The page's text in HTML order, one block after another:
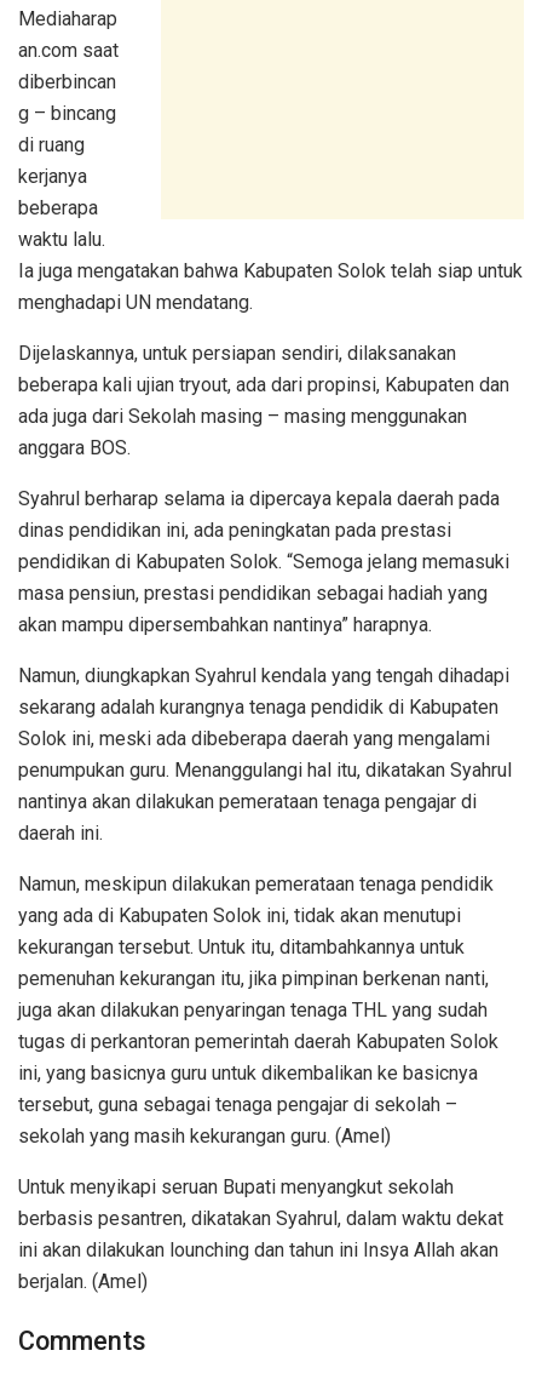
Mediaharap
an.com saat
diberbincan
g – bincang
di ruang
kerjanya
beberapa
waktu lalu.
Ia juga mengatakan bahwa Kabupaten Solok telah siap untuk
menghadapi UN mendatang.
Dijelaskannya, untuk persiapan sendiri, dilaksanakan
beberapa kali ujian tryout, ada dari propinsi, Kabupaten dan
ada juga dari Sekolah masing – masing menggunakan
anggara BOS.
Syahrul berharap selama ia dipercaya kepala daerah pada
dinas pendidikan ini, ada peningkatan pada prestasi
pendidikan di Kabupaten Solok. “Semoga jelang memasuki
masa pensiun, prestasi pendidikan sebagai hadiah yang
akan mampu dipersembahkan nantinya” harapnya.
Namun, diungkapkan Syahrul kendala yang tengah dihadapi
sekarang adalah kurangnya tenaga pendidik di Kabupaten
Solok ini, meski ada dibeberapa daerah yang mengalami
penumpukan guru. Menanggulangi hal itu, dikatakan Syahrul
nantinya akan dilakukan pemerataan tenaga pengajar di
daerah ini.
Namun, meskipun dilakukan pemerataan tenaga pendidik
yang ada di Kabupaten Solok ini, tidak akan menutupi
kekurangan tersebut. Untuk itu, ditambahkannya untuk
pemenuhan kekurangan itu, jika pimpinan berkenan nanti,
juga akan dilakukan penyaringan tenaga THL yang sudah
tugas di perkantoran pemerintah daerah Kabupaten Solok
ini, yang basicnya guru untuk dikembalikan ke basicnya
tersebut, guna sebagai tenaga pengajar di sekolah –
sekolah yang masih kekurangan guru. (Amel)
Untuk menyikapi seruan Bupati menyangkut sekolah
berbasis pesantren, dikatakan Syahrul, dalam waktu dekat
ini akan dilakukan lounching dan tahun ini Insya Allah akan
berjalan. (Amel)
Comments